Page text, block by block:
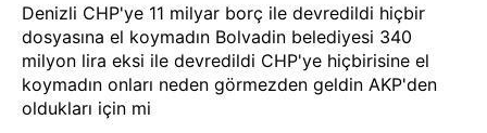
Denizli CHP'ye 11 milyar borç ile devredildi hiçbir
dosyasına el koymadın Bolvadin belediyesi 340
milyon lira eksi ile devredildi CHP'ye hiçbirisine el
koymadın onları neden görmezden geldin AKP'den
oldukları için mi